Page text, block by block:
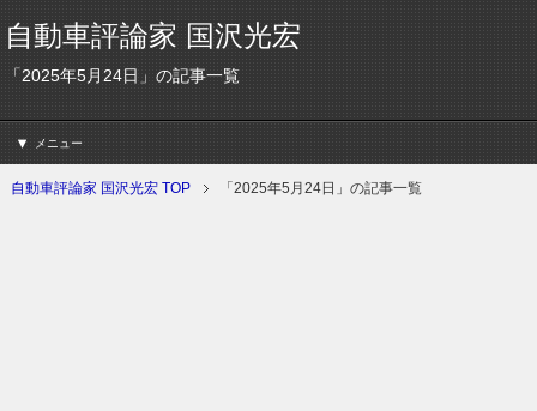
自動車評論家 国沢光宏
「2025年5月24日」の記事一覧
メニュー
自動車評論家 国沢光宏 TOP 「2025年5月24日」の記事一覧